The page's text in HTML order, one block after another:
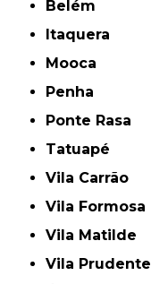
Belém
Itaquera
Mooca
Penha
Ponte Rasa
Tatuapé
Vila Carrão
Vila Formosa
Vila Matilde
Vila Prudente